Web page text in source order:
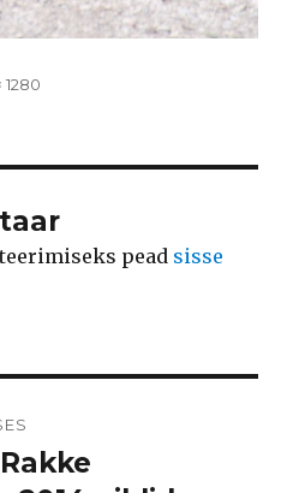
1280
pead sisse